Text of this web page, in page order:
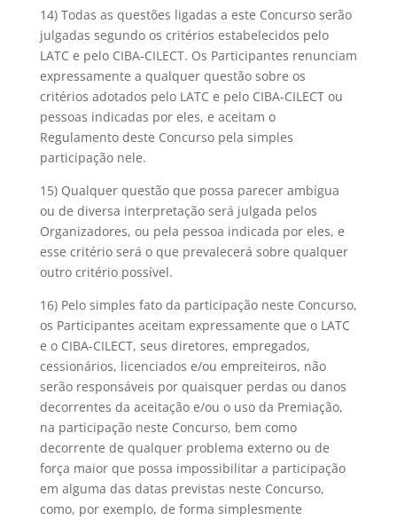
14) Todas as questões ligadas a este Concurso serão
julgadas segundo os critérios estabelecidos pelo
LATC e pelo CIBA-CILECT. Os Participantes renunciam
expressamente a qualquer questão sobre os
critérios adotados pelo LATC e pelo CIBA-CILECT ou
pessoas indicadas por eles, e aceitam o
Regulamento deste Concurso pela simples
participação nele.
15) Qualquer questão que possa parecer ambígua
ou de diversa interpretação será julgada pelos
Organizadores, ou pela pessoa indicada por eles, e
esse critério será o que prevalecerá sobre qualquer
outro critério possível.
16) Pelo simples fato da participação neste Concurso,
os Participantes aceitam expressamente que o LATC
e o CIBA-CILECT, seus diretores, empregados,
cessionários, licenciados e/ou empreiteiros, não
serão responsáveis por quaisquer perdas ou danos
decorrentes da aceitação e/ou o uso da Premiação,
na participação neste Concurso, bem como
decorrente de qualquer problema externo ou de
força maior que possa impossibilitar a participação
em alguma das datas previstas neste Concurso,
como, por exemplo, de forma simplesmente